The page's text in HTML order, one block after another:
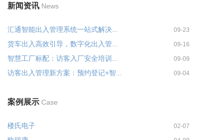
新闻资讯 News
汇通智能出入管理系统一站式解决... 09-23
货车出入高效引导，数字化出入管... 09-16
智慧工厂标配：访客入厂安全培训... 09-09
访客出入管理新方案：预约登记+智... 09-04
案例展示 Case
楼氏电子 02-07